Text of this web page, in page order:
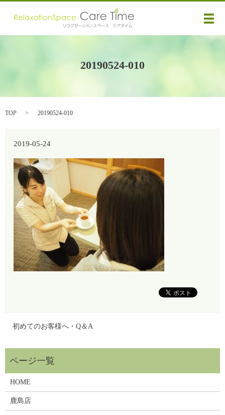
メ
20190524-010
TOP 20190524-010
2019-05-24
初めてのお客様へ・Q＆A
HOME
鹿島店